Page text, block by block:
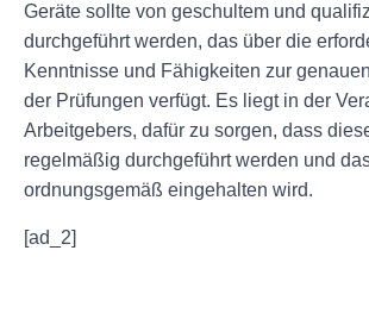
Geräte sollte von geschultem und
durchgeführt werden, das über die
Kenntnisse und Fähigkeiten zur
der Prüfungen verfügt. Es liegt in der
Arbeitgebers, dafür zu sorgen, dass
regelmäßig durchgeführt werden und
ordnungsgemäß eingehalten wird.
[ad_2]